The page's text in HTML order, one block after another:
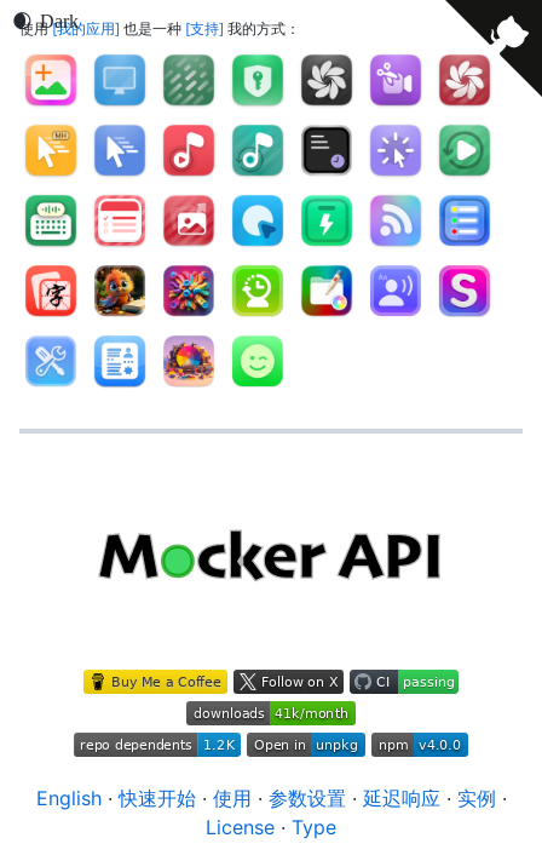
使用 我的应用 也是一种 支持 我的方式：
English·快速开始· 使用 · 参数设置 · 延迟响应 · 实例 ·
License · Type